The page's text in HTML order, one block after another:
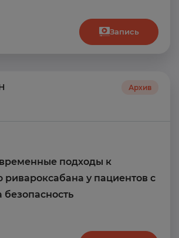
Запись
Архив
подходы к
у пациентов с